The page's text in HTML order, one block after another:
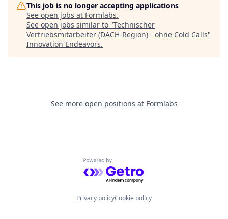
This job is no longer accepting applications
See open jobs at Formlabs.
See open jobs similar to "Technischer
Vertriebsmitarbeiter (DACH-Region) - ohne Cold Calls"
Innovation Endeavors.
See more open positions at Formlabs
Powered by Getro.com
Privacy policyCookie policy